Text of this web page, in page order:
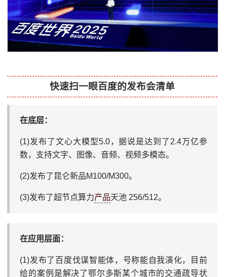
快速扫一眼百度的发布会清单
在底层：
(1)发布了文心大模型5.0，据说是达到了2.4万亿参
数，支持文字、图像、音频、视频多模态。
(2)发布了昆仑新品M100/M300。
(3)发布了超节点算力产品天池 256/512。
在应用层面：
(1)发布了百度伐谋智能体，号称能自我演化，目前
给的案例是解决了鄂尔多斯某个城市的交通疏导状